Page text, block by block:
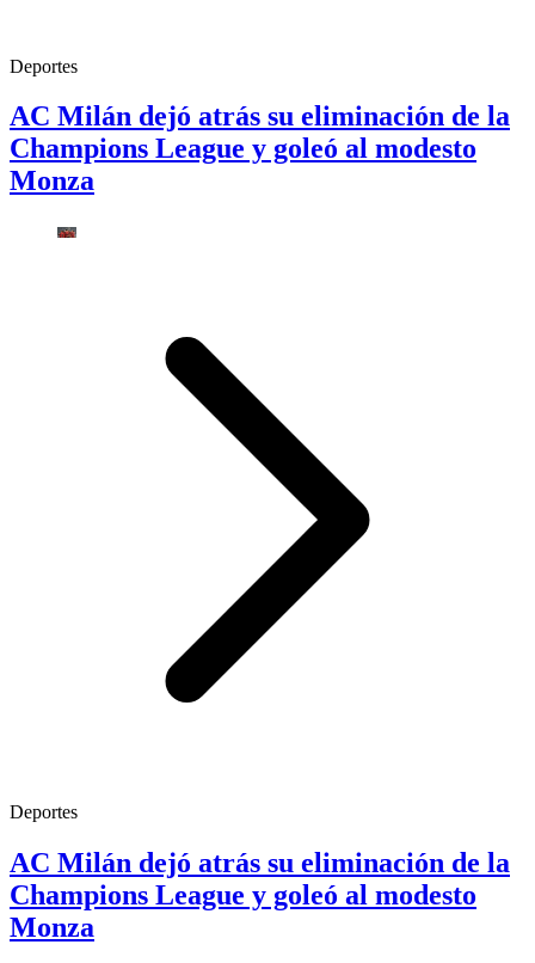
Deportes
AC Milán dejó atrás su eliminación de la
Champions League y goleó al modesto
Monza
Deportes
AC Milán dejó atrás su eliminación de la
Champions League y goleó al modesto
Monza